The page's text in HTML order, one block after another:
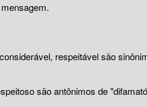
respeitável são
são antônimos de